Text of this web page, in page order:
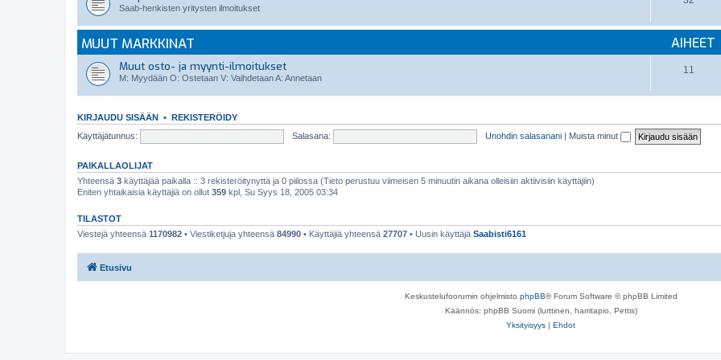
Saab-henkisten yritysten ilmoitukset
MUUT MARKKINAT AIHEET
Muut osto- ja myynti-ilmoitukset
M: Myydään O: Ostetaan V: Vaihdetaan A: Annetaan
11
KIRJAUDU SISÄÄN • REKISTERÖIDY
Käyttäjätunnus:
Salasana: Unohdin salasanani | Muista minut
PAIKALLAOLIJAT
Yhteensä 3 käyttäjää paikalla :: 3 rekisteröitynyttä ja 0 piilossa (Tieto perustuu viimeisen 5 minuutin aikana olleisiin aktiivisiin käyttäjiin)
Eniten yhtaikaisia käyttäjiä on ollut 359 kpl, Su Syys 18, 2005 03:34
TILASTOT
Viestejä yhteensä 1170982 • Viestiketjuja yhteensä 84990 • Käyttäjiä yhteensä 27707 • Uusin käyttäjä Saabisti6161
Etusivu
Keskustelufoorumin ohjelmisto phpBB® Forum Software © phpBB Limited
Käännös: phpBB Suomi (lurttinen, harritapio, Pettis)
Yksityisyys | Ehdot